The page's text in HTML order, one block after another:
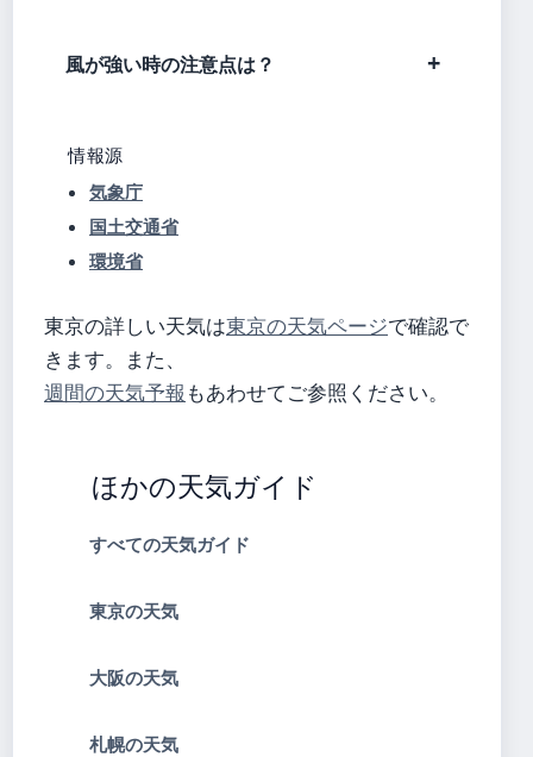
風が強い時の注意点は？
情報源
気象庁
国土交通省
環境省
東京の詳しい天気は東京の天気ページで確認で
きます。また、
週間の天気予報 もあわせてご参照ください。
ほかの天気ガイド
すべての天気ガイド
東京の天気
大阪の天気
札幌の天気